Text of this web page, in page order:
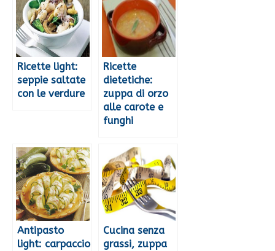
Ricette light:
seppie saltate
con le verdure
Ricette
dietetiche:
zuppa di orzo
alle carote e
funghi
Antipasto
light: carpaccio
Cucina senza
grassi, zuppa